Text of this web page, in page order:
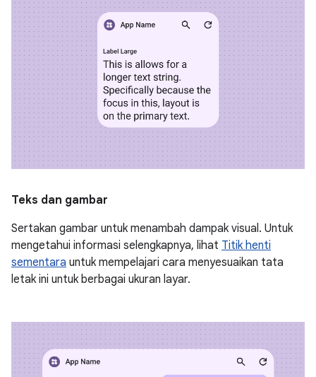
Teks dan gambar
Sertakan gambar untuk menambah dampak visual. Untuk
mengetahui informasi selengkapnya, lihat Titik henti
sementara untuk mempelajari cara menyesuaikan tata
letak ini untuk berbagai ukuran layar.